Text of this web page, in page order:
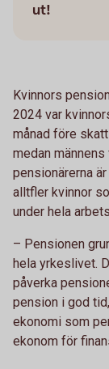
ut!
Kvinnors
2024 var
månad före
medan
pensionärerna
alltfler kvinnor
under hela
– Pensionen
hela yrkeslivet.
påverka
pension i god
ekonomi som
ekonom för